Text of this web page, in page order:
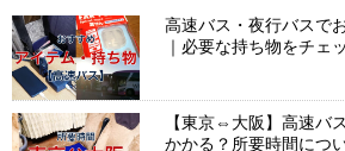
高速バス・夜行バスで
｜必要な持ち物をチェ
【東京⇔大阪】高速バ
かかる？所要時間につ